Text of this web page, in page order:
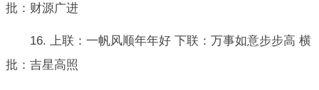
批：财源广进
16. 上联：一帆风顺年年好 下联：万事如意步步高 横
批：吉星高照